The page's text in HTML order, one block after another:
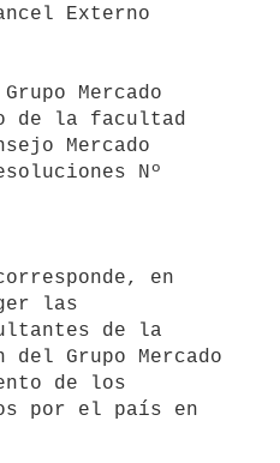
Externo
Grupo Mercado
de la facultad
Mercado
Nº
corresponde, en
las
de la
Grupo Mercado
de los
por el país en